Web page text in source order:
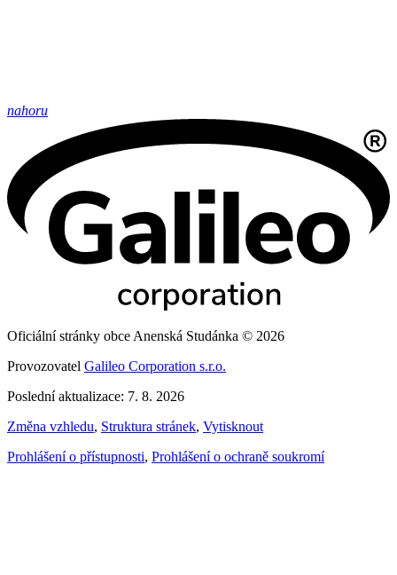
nahoru
Oficiální stránky obce Anenská Studánka © 2026
Provozovatel Galileo Corporation s.r.o.
Poslední aktualizace: 7. 8. 2026
Změna vzhledu, Struktura stránek, Vytisknout
Prohlášení o přístupnosti, Prohlášení o ochraně soukromí